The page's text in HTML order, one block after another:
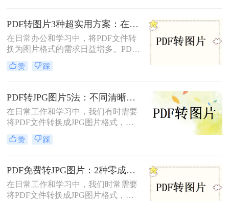
JPG的方法。
PDF转图片3种超实用方案：在线、客户端、截图各自优势！
在日常办公和学习中，将PDF文件转
换为图片格式的需求日益增多。PDF
转图片不仅便于分享、保存和打印，
还能有效规避某些版权问题，提高阅
将介绍三种常用的PDF转图片方法。
赞 踩
PDF转JPG图片5法：不同清晰度需求下的最优选择！
在日常工作和学习中，我们有时需要
将PDF文件转换成JPG图片格式，以
便于在社交媒体、网站或打印设备上
展示和分享。那么pdf怎么转换成jpg
成JPG图片的方法。每种方法都有其
独特的优缺点和适用场景，用户可以
根据自己的需求选择最合适的方法。
赞 踩
PDF免费转JPG图片：2种零成本方案的转换效果和限制！
在日常工作和学习中，我们时常需要
将PDF文件转换成JPG图片格式，以